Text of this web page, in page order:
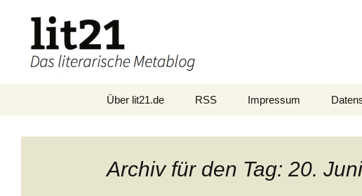
Zum
Über lit21.de RSS Impressum
Archiv für den Tag: 20.